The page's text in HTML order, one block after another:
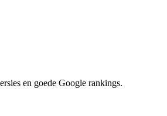
en goede Google rankings.